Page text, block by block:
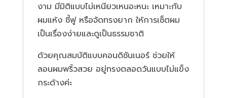
งาม มีมิติแบบไม่เหนียวเหนอะหนะ เหมาะกับ
ผมแห้ง ชี้ฟู หรือจัดทรงยาก ให้การเซ็ตผม
เป็นเรื่องง่ายและดูเป็นธรรมชาติ
ด้วยคุณสมบัติแบบคอนดิชันเนอร์ ช่วยให้
ลอนผมพริ้วสวย อยู่ทรงตลอดวันแบบไม่แข็ง
กระด้างค่ะ